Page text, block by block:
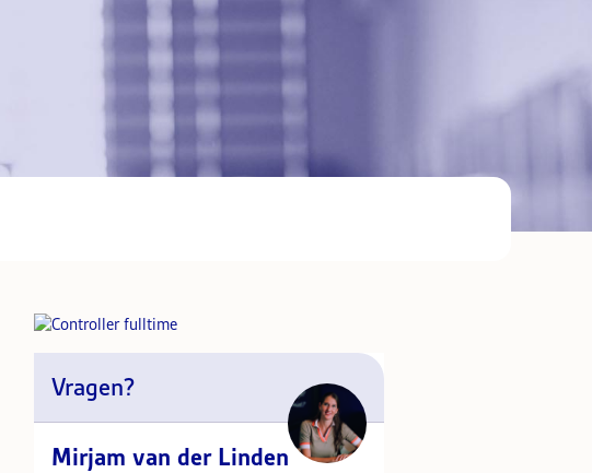
Vragen?
Mirjam van der Linden